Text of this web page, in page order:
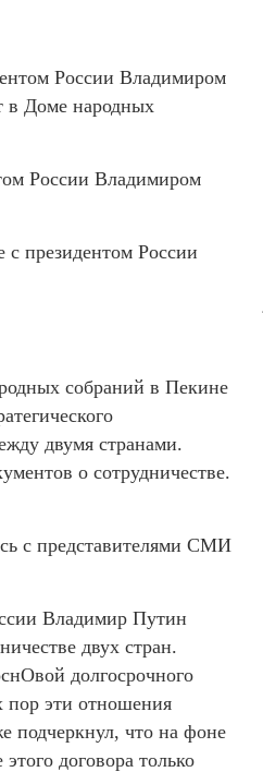
России Владимиром
в Доме народных
России Владимиром
президентом России
собраний в Пекине
двумя странами.
о сотрудничестве.
с представителями СМИ
Владимир Путин
двух стран.
долгосрочного
пор эти отношения
подчеркнул, что на фоне
договора только